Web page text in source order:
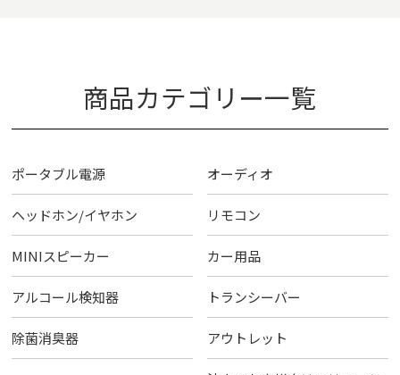
商品カテゴリー一覧
ポータブル電源 オーディオ
ヘッドホン/イヤホン リモコン
MINIスピーカー カー用品
アルコール検知器 トランシーバー
除菌消臭器 アウトレット